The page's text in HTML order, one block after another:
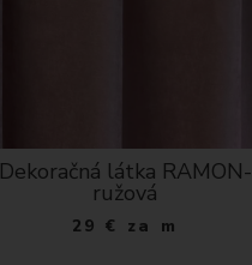
Dekoračná látka RAMON-
ružová
29 € za m